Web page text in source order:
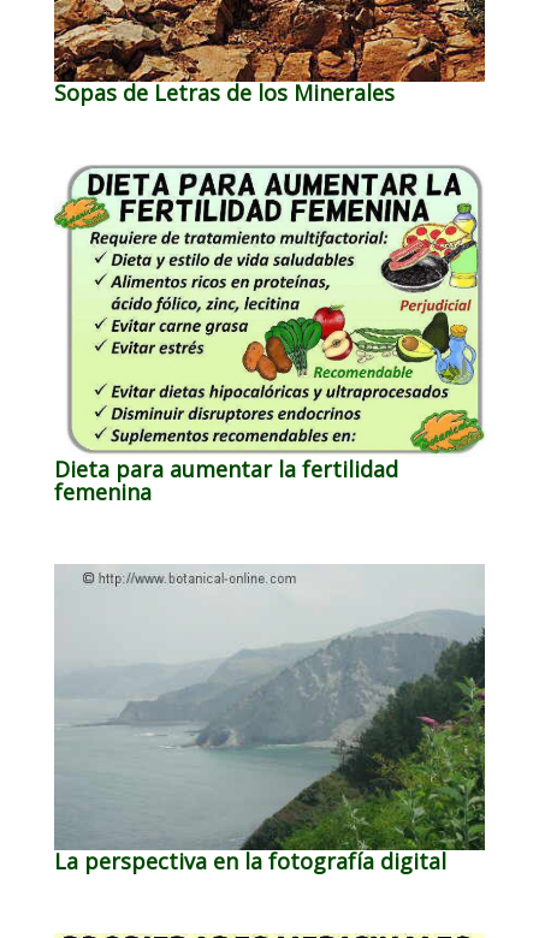
Sopas de Letras de los Minerales
Dieta para aumentar la fertilidad
femenina
La perspectiva en la fotografía digital